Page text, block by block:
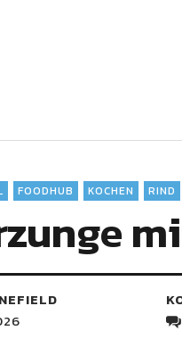
FOODHUB KOCHEN RIND